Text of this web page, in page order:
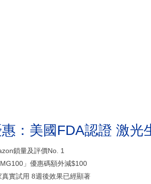
：美國FDA認證 激光
鎖量及評價No. 1
」優惠碼額外減$100
真實試用 8週後效果已經顯著